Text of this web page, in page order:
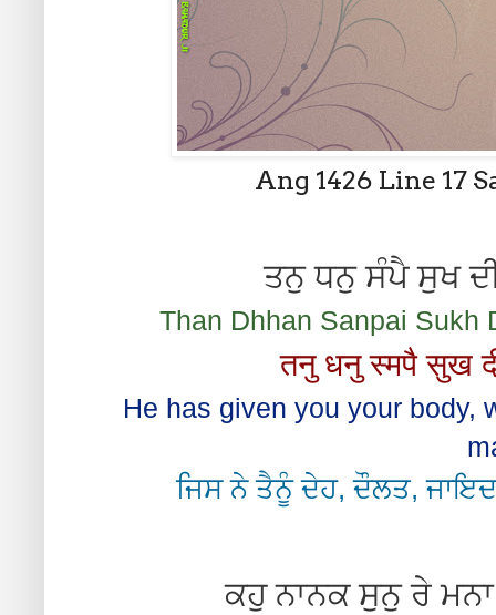
Ang 1426 Line 17
ਤਨੁ ਧਨੁ ਸੰਪੈ ਸੁਖ
Than Dhhan Sanpai Sukh
तनु धनु स्मपै सुख
He has given you your body,
ਜਿਸ ਨੇ ਤੈਨੂੰ ਦੇਹ, ਦੌਲਤ,
ਕਹੁ ਨਾਨਕ ਸੁਨੁ ਰੇ